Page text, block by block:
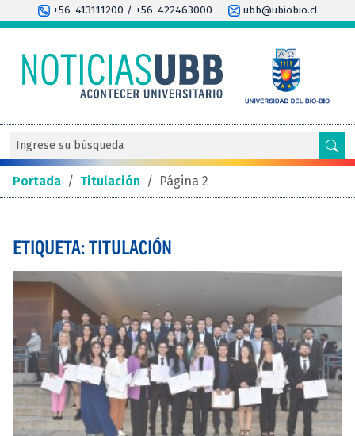
+56-413111200 / +56-422463000 ubb@ubiobio.cl
Portada / Titulación / Página 2
ETIQUETA: TITULACIÓN